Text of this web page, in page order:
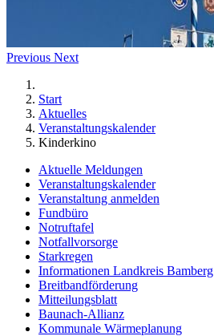
Previous Next
Start
Aktuelles
Veranstaltungskalender
Kinderkino
Aktuelle Meldungen
Veranstaltungskalender
Veranstaltung anmelden
Fundbüro
Notruftafel
Notfallvorsorge
Starkregen
Informationen Landkreis Bamberg
Breitbandförderung
Mitteilungsblatt
Baunach-Allianz
Kommunale Wärmeplanung